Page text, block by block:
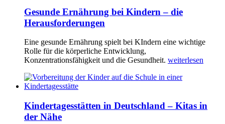
Gesunde Ernährung bei Kindern – die
Herausforderungen
Eine gesunde Ernährung spielt bei KIndern eine wichtige
Rolle für die körperliche Entwicklung,
Konzentrationsfähigkeit und die Gesundheit. weiterlesen
Kindertagesstätten in Deutschland – Kitas in
der Nähe